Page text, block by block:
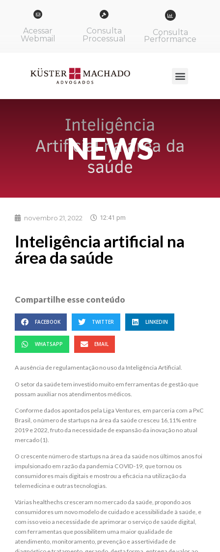
Acessar
Webmail
Consulta
Processual
Consulta
Performance
NEWS
novembro 21, 2022 12:41 pm
Inteligência artificial na
área da saúde
Compartilhe esse conteúdo
FACEBOOK TWITTER LINKEDIN
WHATSAPP EMAIL
A ausência de regulamentação no uso da Inteligência Artificial.
O setor da saúde tem investido muito em ferramentas de gestão que
possam auxiliar nos atendimentos médicos.
Conforme dados apontados pela Liga Ventures, em parceria com a PxC
Brasil, o número de startups na área da saúde cresceu 16,11% entre
2019 e 2022, fruto da necessidade de expansão da inovação no atual
mercado (1).
O crescente número de startups na área da saúde nos últimos anos foi
impulsionado em razão da pandemia COVID-19, que tornou os
consumidores mais digitais e mostrou a eficácia na utilização da
telemedicina e outras tecnologias.
Várias healthechs cresceram no mercado da saúde, propondo aos
consumidores um novo modelo de cuidado e acessibilidade à saúde, e
com isso veio a necessidade de aprimorar o serviço de saúde digital,
com ferramentas que possibilitem uma maior qualidade de
atendimento, monitoramento, prevenção e assertividade de